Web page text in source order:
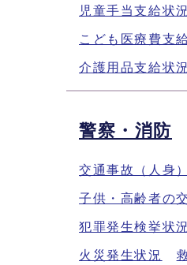
児童手当支給状
こども医療費支
介護用品支給状況
警察・消防
交通事故（人身
子供・高齢者の
犯罪発生検挙状
火災発生状況